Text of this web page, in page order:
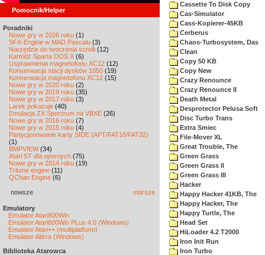
Pomocnik/Helper
Poradniki
Nowe gry w 2026 roku (1)
SFX-Engine w MAD Pascalu (3)
Narzędzie do tworzenia scrolli (12)
Kartridż Sparta DOS X (6)
Usprawnienia magnetofonu XC12 (12)
Konserwacja stacji dysków 1050 (19)
Konserwacja magnetofonu XC12 (15)
Nowe gry w 2020 roku (2)
Nowe gry w 2019 roku (35)
Nowe gry w 2017 roku (3)
Larek pokazuje (40)
Emulacja ZX Spectrum na VBXE (26)
Nowe gry w 2016 roku (7)
Nowe gry w 2015 roku (4)
Partycjonowanie karty SIDE (APT/FAT16/FAT32)
(1)
BMPVIEW(34)
Atari ST dla opornych (75)
Nowe gry w 2014 roku (19)
Tritone engine (11)
QChan Engine (6)
nowsze starsze
Emulatory
Emulator Atari800Win
Emulator Atari800Win PLus 4.0 (Windows)
Emulator Atari++ (multiplatform)
Emulator Altirra (Windows)
Biblioteka Atarowca
Cassette To Disk Copy
Cas-Simulator
Cass-Kopierer-45KB
Cerberus
Chaos-Turbosystem, Das
Clean
Copy 50 KB
Copy New
Crazy Renounce
Crazy Renounce II
Death Metal
Desprotector Pelusa Soft
Disc Turbo Trans
Extra Smiec
File-Mover XL
Great Trouble, The
Green Grass
Green Grass II
Green Grass III
Hacker
Happy Hacker 41KB, The
Happy Hacker, The
Happy Turtle, The
Head Set
HiLoader 4.2 T2000
Iron Init Run
Iron Turbo